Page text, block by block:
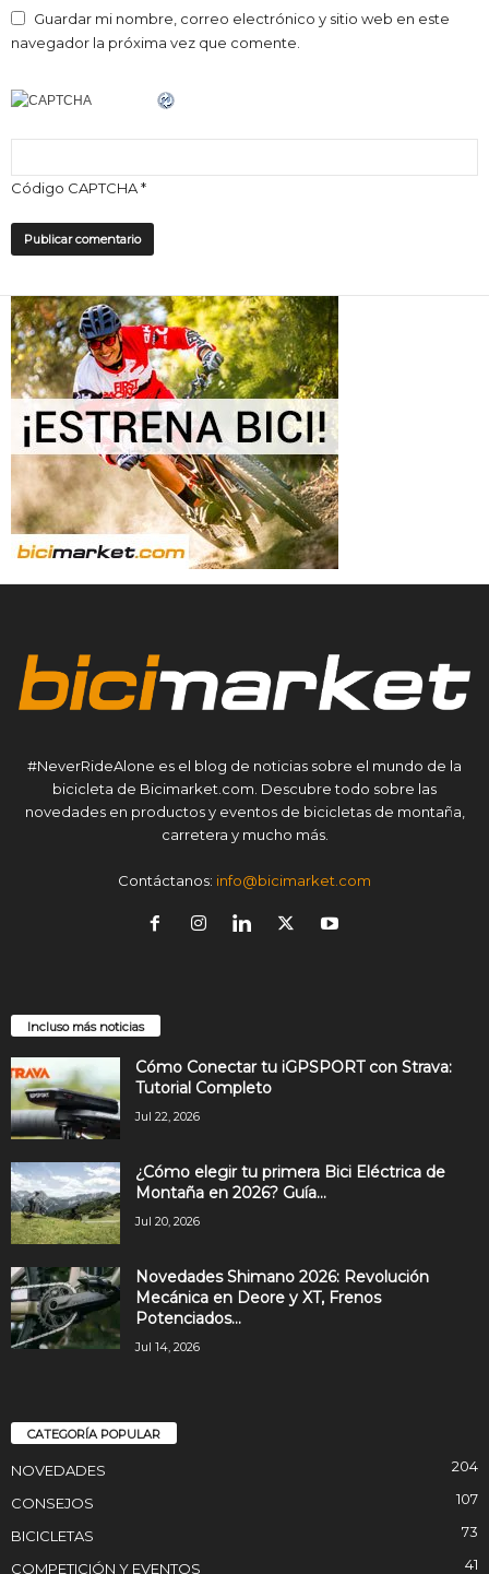
Guardar mi nombre, correo electrónico y sitio web en este
navegador la próxima vez que comente.
Código CAPTCHA*
#NeverRideAlone es el blog de noticias sobre el mundo de la
bicicleta de Bicimarket.com. Descubre todo sobre las
novedades en productos y eventos de bicicletas de montaña,
carretera y mucho más.
Contáctanos: info@bicimarket.com
Incluso más noticias
Cómo Conectar tu iGPSPORT con Strava:
Tutorial Completo
Jul 22, 2026
¿Cómo elegir tu primera Bici Eléctrica de
Montaña en 2026? Guía...
Jul 20, 2026
Novedades Shimano 2026: Revolución
Mecánica en Deore y XT, Frenos
Potenciados...
Jul 14, 2026
CATEGORÍA POPULAR
NOVEDADES 204
CONSEJOS 107
BICICLETAS 73
COMPETICIÓN Y EVENTOS 41